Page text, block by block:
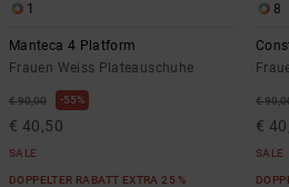
1
Manteca 4 Platform
Frauen Weiss Plateauschuhe
€ 90,00 55%
€ 40,50
SALE
DOPPELTER RABATT EXTRA 25 %
8
€
€
SALE